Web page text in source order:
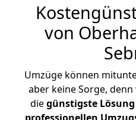
von
Umzüge können
aber keine Sorge,
diegünstigste Lösung